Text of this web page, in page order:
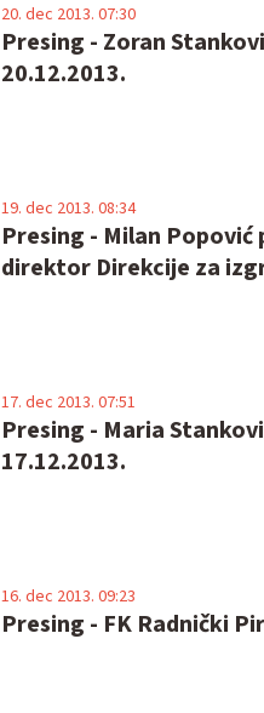
Presing - Zoran
20.12.2013.
20. dec 2013. 07:30
Presing - Milan
direktor Direkcije za
19. dec 2013. 08:34
Presing - Maria
17.12.2013.
17. dec 2013. 07:51
Presing - FK Radnički
16. dec 2013. 09:23